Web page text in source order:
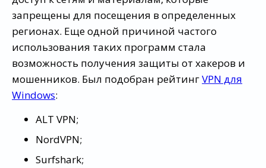
запрещены для посещения в определенных
регионах. Еще одной причиной частого
использования таких программ стала
возможность получения защиты от хакеров и
мошенников. Был подобран рейтингVPN для
Windows:
ALT VPN;
NordVPN;
Surfshark;